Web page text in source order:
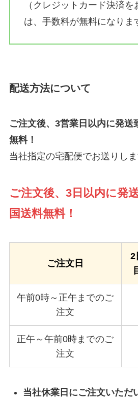
（クレジットカード決済
は、手数料が無料になりま
配送方法について
ご注文後、3営業日以内に発送
無料！
当社指定の宅配便でお送りしま
ご注文後、3日以内に発
国送料無料！
ご注文日
2
午前0時～正午までのご
注文
正午～午前0時までのご
注文
当社休業日にご注文いただ